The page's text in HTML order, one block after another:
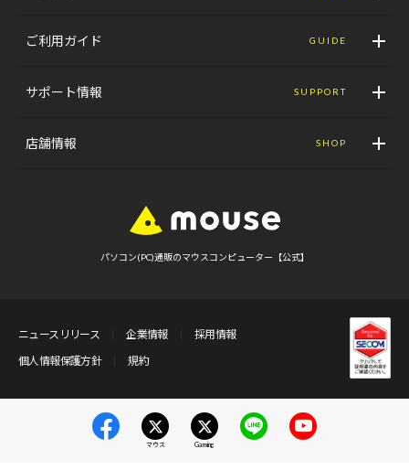
ご利用ガイド GUIDE
サポート情報 SUPPORT
店舗情報 SHOP
パソコン(PC)通販のマウスコンピューター【公式】
ニュースリリース 企業情報
採用情報
個人情報保護方針
規約
マウス Gaming